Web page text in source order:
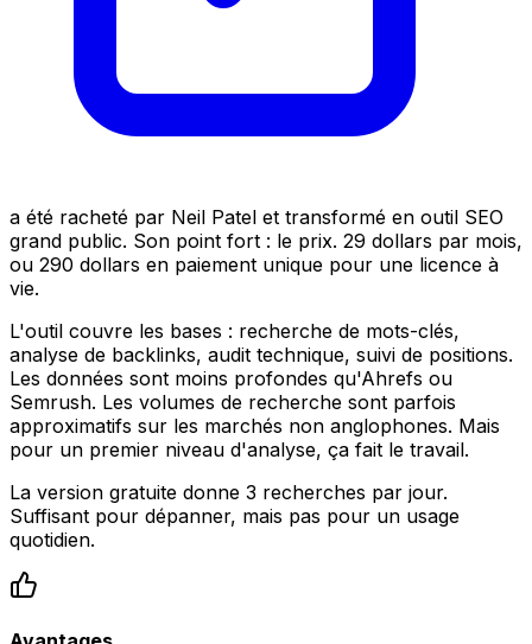
a été racheté par Neil Patel et transformé en outil SEO
grand public. Son point fort : le prix. 29 dollars par mois,
ou 290 dollars en paiement unique pour une licence à
vie.
L'outil couvre les bases : recherche de mots-clés,
analyse de backlinks, audit technique, suivi de positions.
Les données sont moins profondes qu'Ahrefs ou
Semrush. Les volumes de recherche sont parfois
approximatifs sur les marchés non anglophones. Mais
pour un premier niveau d'analyse, ça fait le travail.
La version gratuite donne 3 recherches par jour.
Suffisant pour dépanner, mais pas pour un usage
quotidien.